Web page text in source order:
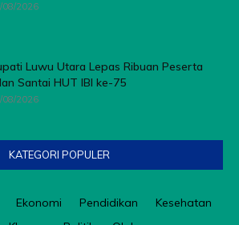
08/2026
Luwu Utara Lepas Ribuan Peserta
Santai HUT IBI ke-75
08/2026
KATEGORI POPULER
Ekonomi Pendidikan
Kesehatan